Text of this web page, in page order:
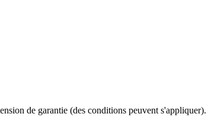
de garantie (des conditions peuvent s'appliquer).